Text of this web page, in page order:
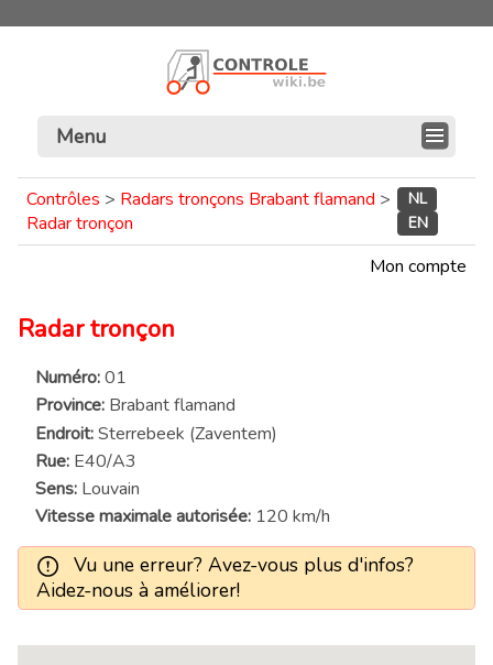
Menu
Contrôles > Radars tronçons Brabant flamand >
Radar tronçon
NL
EN
Mon compte
Radar tronçon
Numéro:01
Province: Brabant flamand
Endroit:Sterrebeek (Zaventem)
Rue: E40/A3
Sens: Louvain
Vitesse maximale autorisée: 120 km/h
Vu une erreur? Avez-vous plus d'infos?
Aidez-nous à améliorer!